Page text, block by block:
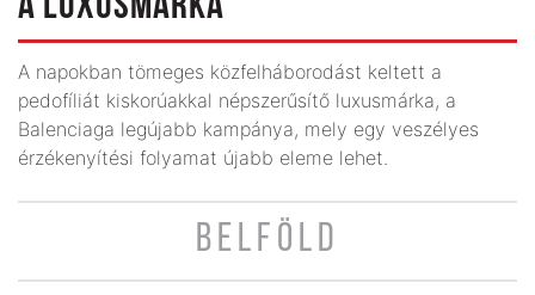
A napokban tömeges közfelháborodást keltett a
pedofíliát kiskorúakkal népszerűsítő luxusmárka, a
Balenciaga legújabb kampánya, mely egy veszélyes
érzékenyítési folyamat újabb eleme lehet.
BELFÖLD